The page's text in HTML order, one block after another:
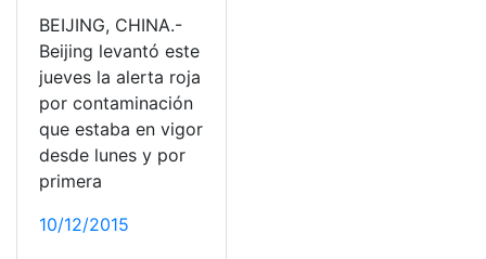
BEIJING, CHINA.-
Beijing levantó este
jueves la alerta roja
por contaminación
que estaba en vigor
desde lunes y por
primera
10/12/2015